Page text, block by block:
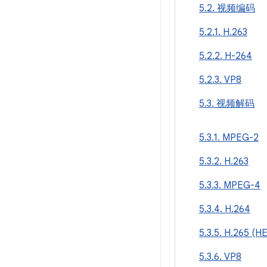
5.2. 视频编码
5.2.1. H.263
5.2.2. H-264
5.2.3. VP8
5.3. 视频解码
5.3.1. MPEG-2
5.3.2. H.263
5.3.3. MPEG-4
5.3.4. H.264
5.3.5. H.265
5.3.6. VP8